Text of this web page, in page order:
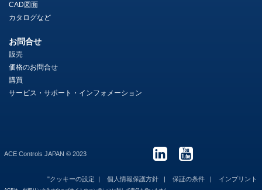
CAD図面
カタログなど
お問合せ
販売
価格のお問合せ
購買
サービス・サポート・インフォメーション
ACE Controls JAPAN © 2023
"クッキーの設定 個人情報保護方針 保証の条件 インプリント